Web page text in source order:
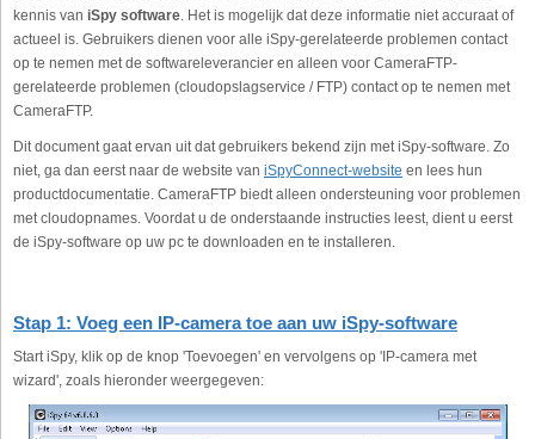
kennis van iSpy software. Het is mogelijk dat deze informatie niet accuraat of
actueel is. Gebruikers dienen voor alle iSpy-gerelateerde problemen contact
op te nemen met de softwareleverancier en alleen voor CameraFTP-
gerelateerde problemen (cloudopslagservice / FTP) contact op te nemen met
CameraFTP.
Dit document gaat ervan uit dat gebruikers bekend zijn met iSpy-software. Zo
niet, ga dan eerst naar de website van iSpyConnect-website en lees hun
productdocumentatie. CameraFTP biedt alleen ondersteuning voor problemen
met cloudopnames. Voordat u de onderstaande instructies leest, dient u eerst
de iSpy-software op uw pc te downloaden en te installeren.
Stap 1: Voeg een IP-camera toe aan uw iSpy-software
Start iSpy, klik op de knop 'Toevoegen' en vervolgens op 'IP-camera met
wizard', zoals hieronder weergegeven: